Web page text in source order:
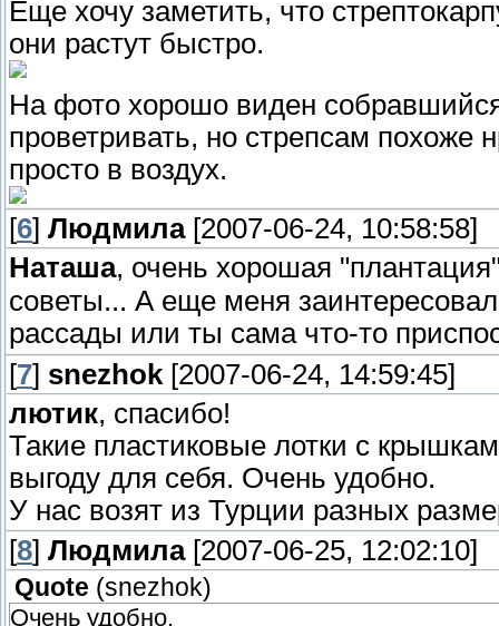
Еще хочу заметить, что
они растут быстро.
На фото хорошо виден
проветривать, но стрепсам похоже
просто в воздух.
[6] Людмила[2007-06-24, 10:58:58]
Наташа, очень хорошая
советы... А еще меня
рассады или ты сама что-то
[7] snezhok [2007-06-24, 14:59:45]
лютик, спасибо!
Такие пластиковые лотки с
выгоду для себя. Очень удобно.
У нас возят из Турции разных
[8] Людмила[2007-06-25, 12:02:10]
Quote (snezhok)
Очень удобно.